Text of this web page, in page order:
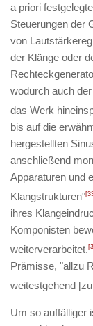
a priori
Steuerungen der
von
der Klänge oder
wodurch auch
das Werk
bis auf die
hergestellten
anschließend
Apparaturen und
Klangstrukturen"
ihres
Komponisten
weiterverarbeitet.
Prämisse, "allzu
weitestgehend
Um so auffälliger